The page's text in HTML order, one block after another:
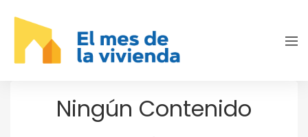
Ningún Contenido